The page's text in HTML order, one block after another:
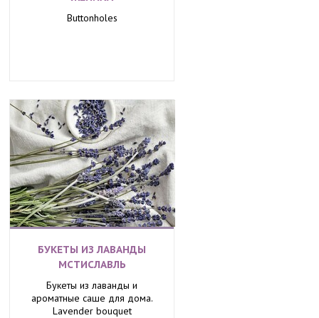
Buttonholes
БУКЕТЫ ИЗ ЛАВАНДЫ
МСТИСЛАВЛЬ
Букеты из лаванды и
ароматные саше для дома.
Lavender bouquet